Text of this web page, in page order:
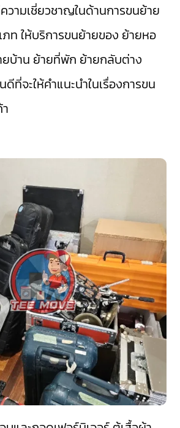
ามเชี่ยวชาญในด้านการขนย้าย
ท ให้บริการขนย้ายของ ย้ายหอ
บ้าน ย้ายที่พัก ย้ายกลับต่าง
ที่จะให้คำแนะนำในเรื่องการขน